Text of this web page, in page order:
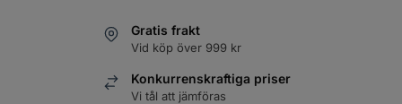
1L
Logga in
Gratis frakt
Vid köp över 999 kr
Konkurrenskraftiga priser
Vi tål att jämföras